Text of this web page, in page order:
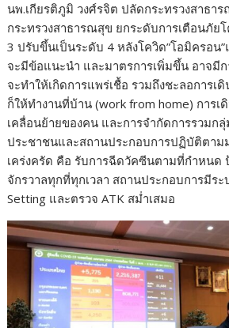
นพ.เกียรติภูมิ วงศ์รจิต ปลัดกระทรวงสาธาร
กระทรวงสาธารณสุข ยกระดับการเตือนภัย
3 ปรับขึ้นเป็นระดับ 4 หลังโควิด”โอมิครอน
จะมีข้อแนะนำ และมาตรการเพิ่มขึ้น อาจมี
จะทำให้เกิดการแพร่เชื้อ รวมถึงชะลอการเ
ก็ให้ทำงานที่บ้าน (work from home) การเ
เคลื่อนย้ายของคน และการจำกัดการรวมก
ประชาชนและสถานประกอบการปฏิบัติตามม
เคร่งครัด คือ รับการฉีดวัคซีนตามที่กำหนด
จักรวาลทุกที่ทุกเวลา สถานประกอบการมีระ
Setting และตรวจ ATK สม่ำเสมอ